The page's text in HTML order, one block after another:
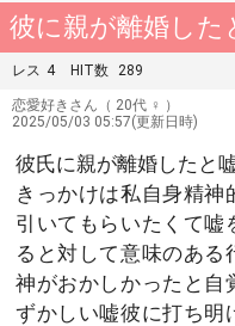
彼に親が離婚した
レス 4 HIT数 289
恋愛好きさん （ 20代 ♀ ）
2025/05/03 05:57(更新日時)
彼氏に親が離婚したと
きっかけは私自身精神
引いてもらいたくて嘘
ると対して意味のあ
神がおかしかったと自
ずかしい嘘彼に打ち明